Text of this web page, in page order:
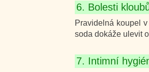
6. Bolesti
Pravidelná koupel
soda dokáže ulevit
7. Intimní